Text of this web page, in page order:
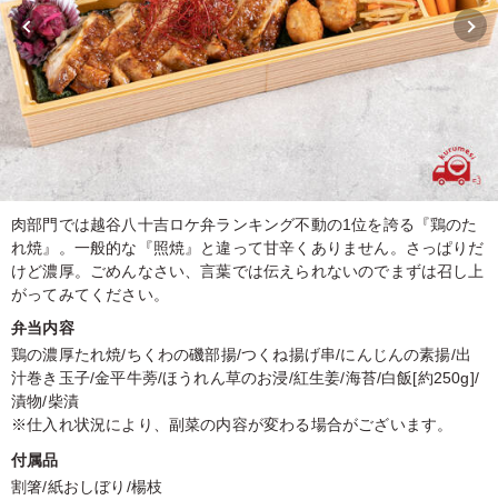
肉部門では越谷八十吉ロケ弁ランキング不動の1位を誇る『鶏のた
れ焼』。一般的な『照焼』と違って甘辛くありません。さっぱりだ
けど濃厚。ごめんなさい、言葉では伝えられないのでまずは召し上
がってみてください。
弁当内容
鶏の濃厚たれ焼/ちくわの磯部揚/つくね揚げ串/にんじんの素揚/出
汁巻き玉子/金平牛蒡/ほうれん草のお浸/紅生姜/海苔/白飯[約250g]/
漬物/柴漬
※仕入れ状況により、副菜の内容が変わる場合がございます。
付属品
割箸/紙おしぼり/楊枝